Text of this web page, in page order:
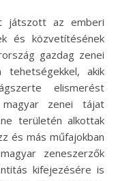
és közvetítésének
gazdag zenei
tehetségekkel, akik
elismerést
zenei tájat
területén alkottak
és más műfajokban
zeneszerzők
kifejezésére is